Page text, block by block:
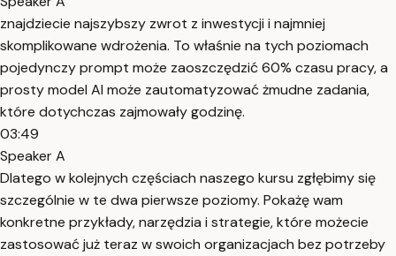
znajdziecie najszybszy zwrot z inwestycji i najmniej
skomplikowane wdrożenia. To właśnie na tych poziomach
pojedynczy prompt może zaoszczędzić 60% czasu pracy, a
prosty model AI może zautomatyzować żmudne zadania,
które dotychczas zajmowały godzinę.
03:49
Speaker A
Dlatego w kolejnych częściach naszego kursu zgłębimy się
szczególnie w te dwa pierwsze poziomy. Pokażę wam
konkretne przykłady, narzędzia i strategie, które możecie
zastosować już teraz w swoich organizacjach bez potrzeby